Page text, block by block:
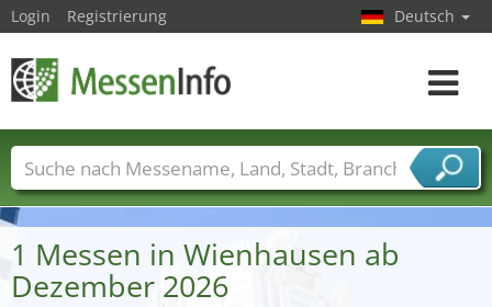
1 Messen in Wienhausen ab
Dezember 2026
Login Registrierung Deutsch
Toggle
Messenamen Länder Städte
Branchen
Dienstleisterbranchen